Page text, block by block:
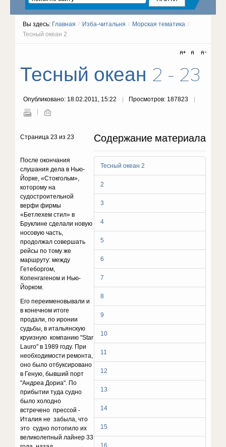
Вы здесь: Главная / Изба-читальня / Морская тематика /
Тесный океан 2
Тесный океан 2 - 23
Опубликовано: 18.02.2011, 15:22 Просмотров: 187823
Содержание материала
Тесный океан 2
2
3
4
5
6
7
8
9
10
11
12
13
14
15
16
Страница 23 из 23
После окончания
слушания дела в Нью-
Йорке, «Стокгольм»,
которому на
судостроительной
верфи фирмы
«Бетлехем стил» в
Бруклине сделали новую
носовую часть,
продолжал совершать
рейсы по тому же
маршруту: между
Гетеборгом,
Копенгагеном и Нью-
Йорком.
Его переименовывали и
в конечном итоге
продали, по иронии
судьбы, в итальянскую
круизную компанию "Star
Lauro" в 1989 году. При
необходимости ремонта,
оно было отбуксировано
в Геную, бывший порт
"Андреа Дориа". По
прибытии туда судно
было холодно
встречено прессой -
Италия не забыла, что
это судно потопило их
великолепный лайнер 33